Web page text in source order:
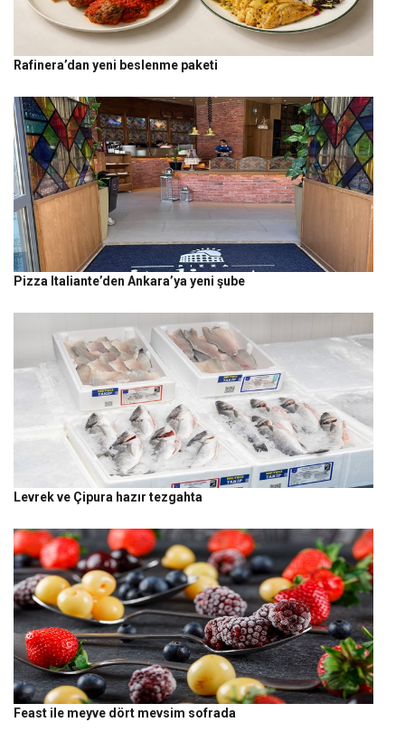
Rafinera’dan yeni beslenme paketi
Pizza Italiante’den Ankara’ya yeni şube
Levrek ve Çipura hazır tezgahta
Feast ile meyve dört mevsim sofrada